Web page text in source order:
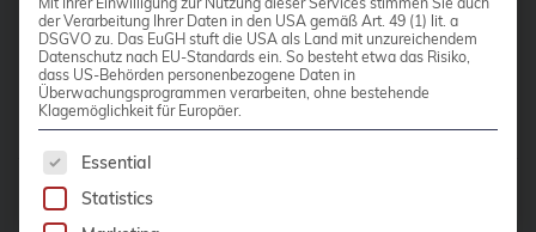
certmonger
CI/CD Integration
Cloud Infrastructure
Cloud Storage Solutions
Read more
Posts by
der Verarbeitung Ihrer Daten in den USA gemäß Art. 49 (1) lit. a
DSGVO zu. Das EuGH stuft die USA als Land mit unzureichendem
Datenschutz nach EU-Standards ein. So besteht etwa das Risiko,
dass US-Behörden personenbezogene Daten in
Überwachungsprogrammen verarbeiten, ohne bestehende
Klagemöglichkeit für Europäer.
The following is a list of service groups for
Essential
Statistics